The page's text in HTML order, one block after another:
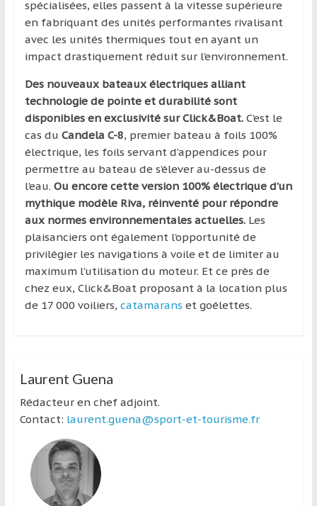
spécialisées, elles passent à la vitesse supérieure
en fabriquant des unités performantes rivalisant
avec les unités thermiques tout en ayant un
impact drastiquement réduit sur l’environnement.
Des nouveaux bateaux électriques alliant
technologie de pointe et durabilité sont
disponibles en exclusivité sur Click&Boat. C’est le
cas du Candela C-8, premier bateau à foils 100%
électrique, les foils servant d’appendices pour
permettre au bateau de s’élever au-dessus de
l’eau. Ou encore cette version 100% électrique d’un
mythique modèle Riva, réinventé pour répondre
aux normes environnementales actuelles. Les
plaisanciers ont également l’opportunité de
privilégier les navigations à voile et de limiter au
maximum l’utilisation du moteur. Et ce près de
chez eux, Click&Boat proposant à la location plus
de 17 000 voiliers, catamarans et goélettes.
Laurent Guena
Rédacteur en chef adjoint.
Contact: laurent.guena@sport-et-tourisme.fr